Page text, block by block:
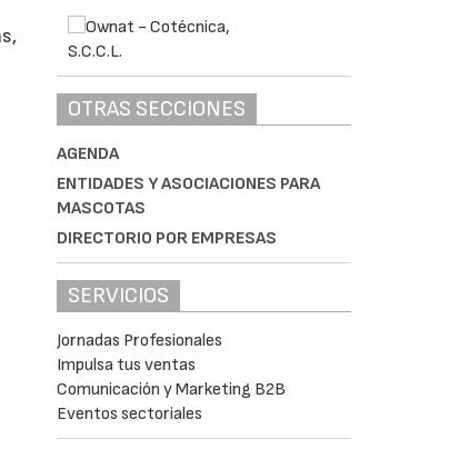
OTRAS SECCIONES
AGENDA
ENTIDADES Y ASOCIACIONES PARA
MASCOTAS
DIRECTORIO POR EMPRESAS
SERVICIOS
Jornadas Profesionales
Impulsa tus ventas
Comunicación y Marketing B2B
Eventos sectoriales